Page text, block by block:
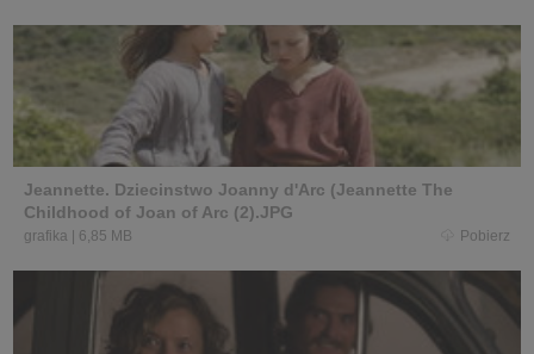
Jeannette. Dziecinstwo Joanny d'Arc (Jeannette The
Childhood of Joan of Arc (2).JPG
grafika 6,85 MB Pobierz